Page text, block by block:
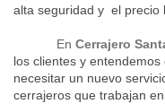
alta seguridad y el precio
En Cerrajero
los clientes y
necesitar un nuevo
cerrajeros que trabajan